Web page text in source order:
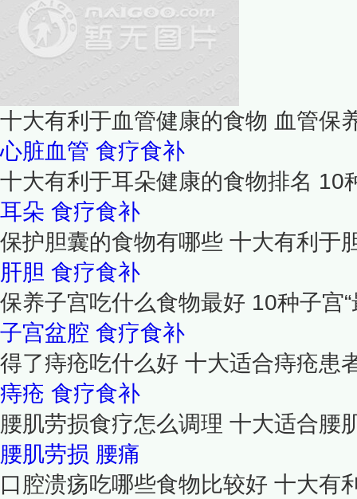
十大有利于血管健康的食物 血管保
心脏血管 食疗食补
十大有利于耳朵健康的食物排名 10
耳朵 食疗食补
保护胆囊的食物有哪些 十大有利于
肝胆 食疗食补
保养子宫吃什么食物最好 10种子宫
子宫盆腔 食疗食补
得了痔疮吃什么好 十大适合痔疮患
痔疮 食疗食补
腰肌劳损食疗怎么调理 十大适合腰
腰肌劳损 腰痛
口腔溃疡吃哪些食物比较好 十大有